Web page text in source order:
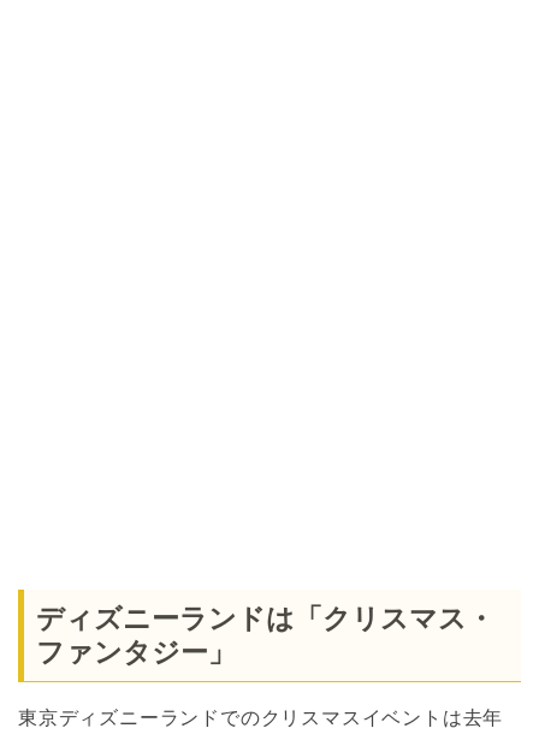
ディズニーランドは「クリスマス・
ファンタジー」
東京ディズニーランドでのクリスマスイベントは去年